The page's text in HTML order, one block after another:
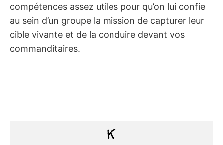
compétences assez utiles pour qu’on lui confie
au sein d’un groupe la mission de capturer leur
cible vivante et de la conduire devant vos
commanditaires.
K